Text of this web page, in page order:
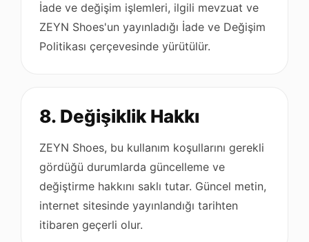
İade ve değişim işlemleri, ilgili mevzuat ve
ZEYN Shoes'un yayınladığı İade ve Değişim
Politikası çerçevesinde yürütülür.
8. Değişiklik Hakkı
ZEYN Shoes, bu kullanım koşullarını gerekli
gördüğü durumlarda güncelleme ve
değiştirme hakkını saklı tutar. Güncel metin,
internet sitesinde yayınlandığı tarihten
itibaren geçerli olur.